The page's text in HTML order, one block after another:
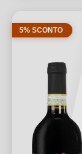
5% SCONTO